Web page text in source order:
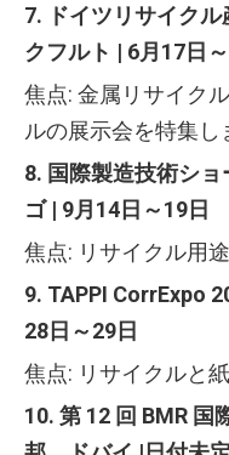
7. ドイツリサイク
クフルト | 6月17日
焦点: 金属リサイク
ルの展示会を特集し
8. 国際製造技術シ
ゴ | 9月14日～19日
焦点: リサイクル用
9. TAPPI CorrExpo
28日～29日
焦点: リサイクルと
10. 第 12 回 BMR 国